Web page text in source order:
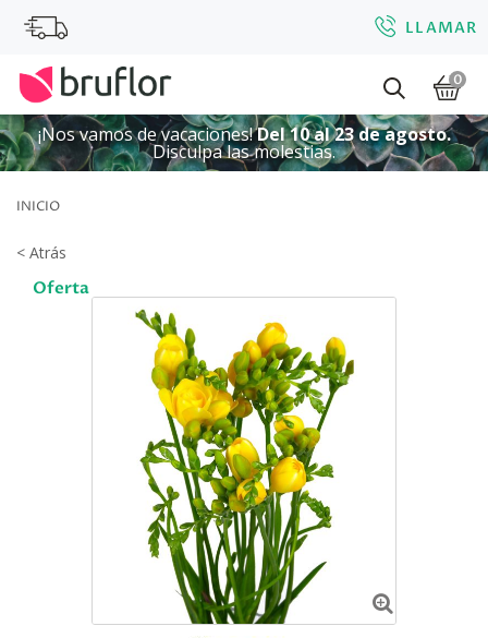
LLAMAR
0
¡Nos vamos de vacaciones!Del 10 al 23 de agosto.
Disculpa las molestias.
INICIO
< Atrás
Oferta